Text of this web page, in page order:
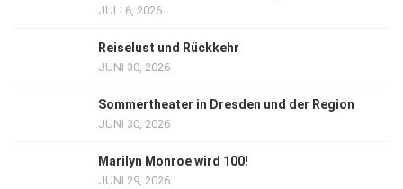
JULI 6, 2026
Reiselust und Rückkehr
JUNI 30, 2026
Sommertheater in Dresden und der Region
JUNI 30, 2026
Marilyn Monroe wird 100!
JUNI 29, 2026